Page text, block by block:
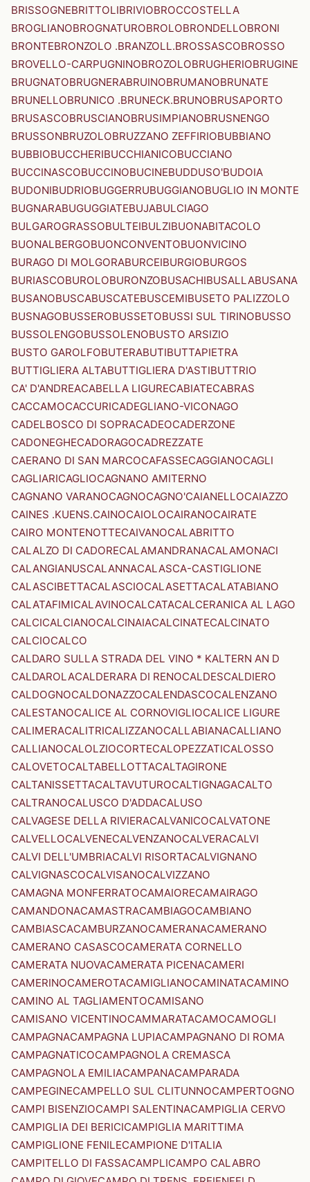
BRISSOGNEBRITTOLIBRIVIOBROCCOSTELLA
BROGLIANOBROGNATUROBROLOBRONDELLOBRONI
BRONTEBRONZOLO .BRANZOLL.BROSSASCOBROSSO
BROVELLO-CARPUGNINOBROZOLOBRUGHERIOBRUGINE
BRUGNATOBRUGNERABRUINOBRUMANOBRUNATE
BRUNELLOBRUNICO .BRUNECK.BRUNOBRUSAPORTO
BRUSASCOBRUSCIANOBRUSIMPIANOBRUSNENGO
BRUSSONBRUZOLOBRUZZANO ZEFFIRIOBUBBIANO
BUBBIOBUCCHERIBUCCHIANICOBUCCIANO
BUCCINASCOBUCCINOBUCINEBUDDUSO'BUDOIA
BUDONIBUDRIOBUGGERRUBUGGIANOBUGLIO IN MONTE
BUGNARABUGUGGIATEBUJABULCIAGO
BULGAROGRASSOBULTEIBULZIBUONABITACOLO
BUONALBERGOBUONCONVENTOBUONVICINO
BURAGO DI MOLGORABURCEIBURGIOBURGOS
BURIASCOBUROLOBURONZOBUSACHIBUSALLABUSANA
BUSANOBUSCABUSCATEBUSCEMIBUSETO PALIZZOLO
BUSNAGOBUSSEROBUSSETOBUSSI SUL TIRINOBUSSO
BUSSOLENGOBUSSOLENOBUSTO ARSIZIO
BUSTO GAROLFOBUTERABUTIBUTTAPIETRA
BUTTIGLIERA ALTABUTTIGLIERA D'ASTIBUTTRIO
CA' D'ANDREACABELLA LIGURECABIATECABRAS
CACCAMOCACCURICADEGLIANO-VICONAGO
CADELBOSCO DI SOPRACADEOCADERZONE
CADONEGHECADORAGOCADREZZATE
CAERANO DI SAN MARCOCAFASSECAGGIANOCAGLI
CAGLIARICAGLIOCAGNANO AMITERNO
CAGNANO VARANOCAGNOCAGNO'CAIANELLOCAIAZZO
CAINES .KUENS.CAINOCAIOLOCAIRANOCAIRATE
CAIRO MONTENOTTECAIVANOCALABRITTO
CALALZO DI CADORECALAMANDRANACALAMONACI
CALANGIANUSCALANNACALASCA-CASTIGLIONE
CALASCIBETTACALASCIOCALASETTACALATABIANO
CALATAFIMICALAVINOCALCATACALCERANICA AL LAGO
CALCICALCIANOCALCINAIACALCINATECALCINATO
CALCIOCALCO
CALDARO SULLA STRADA DEL VINO * KALTERN AN D
CALDAROLACALDERARA DI RENOCALDESCALDIERO
CALDOGNOCALDONAZZOCALENDASCOCALENZANO
CALESTANOCALICE AL CORNOVIGLIOCALICE LIGURE
CALIMERACALITRICALIZZANOCALLABIANACALLIANO
CALLIANOCALOLZIOCORTECALOPEZZATICALOSSO
CALOVETOCALTABELLOTTACALTAGIRONE
CALTANISSETTACALTAVUTUROCALTIGNAGACALTO
CALTRANOCALUSCO D'ADDACALUSO
CALVAGESE DELLA RIVIERACALVANICOCALVATONE
CALVELLOCALVENECALVENZANOCALVERACALVI
CALVI DELL'UMBRIACALVI RISORTACALVIGNANO
CALVIGNASCOCALVISANOCALVIZZANO
CAMAGNA MONFERRATOCAMAIORECAMAIRAGO
CAMANDONACAMASTRACAMBIAGOCAMBIANO
CAMBIASCACAMBURZANOCAMERANACAMERANO
CAMERANO CASASCOCAMERATA CORNELLO
CAMERATA NUOVACAMERATA PICENACAMERI
CAMERINOCAMEROTACAMIGLIANOCAMINATACAMINO
CAMINO AL TAGLIAMENTOCAMISANO
CAMISANO VICENTINOCAMMARATACAMOCAMOGLI
CAMPAGNACAMPAGNA LUPIACAMPAGNANO DI ROMA
CAMPAGNATICOCAMPAGNOLA CREMASCA
CAMPAGNOLA EMILIACAMPANACAMPARADA
CAMPEGINECAMPELLO SUL CLITUNNOCAMPERTOGNO
CAMPI BISENZIOCAMPI SALENTINACAMPIGLIA CERVO
CAMPIGLIA DEI BERICICAMPIGLIA MARITTIMA
CAMPIGLIONE FENILECAMPIONE D'ITALIA
CAMPITELLO DI FASSACAMPLICAMPO CALABRO